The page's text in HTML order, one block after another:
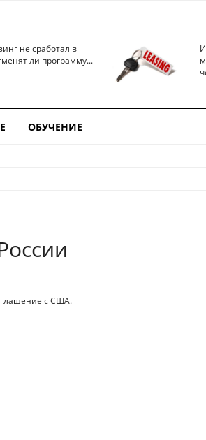
не сработал в
ли программу...
ОБУЧЕНИЕ
с США.